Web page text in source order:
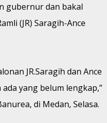
gubernur dan bakal
(JR) Saragih-Ance
JR.Saragih dan Ance
yang belum lengkap,”
di Medan, Selasa.